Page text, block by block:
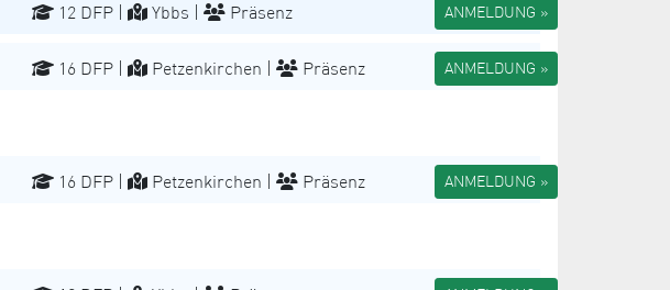
12 DFP | Ybbs | Präsenz ANMELDUNG »
16 DFP | Petzenkirchen | Präsenz ANMELDUNG »
16 DFP | Petzenkirchen | Präsenz ANMELDUNG »